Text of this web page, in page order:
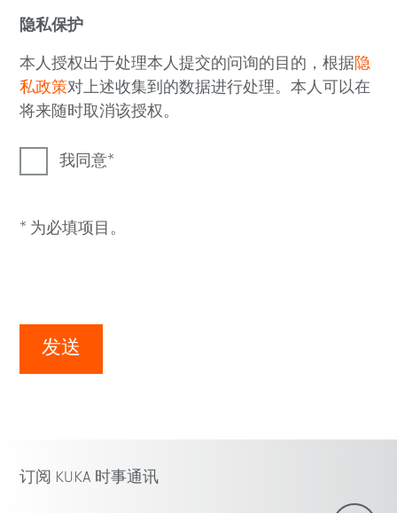
隐私保护
本人授权出于处理本人提交的问询的目的，根据隐
私政策对上述收集到的数据进行处理。本人可以在
将来随时取消该授权。
我同意
* 为必填项目。
发送
订阅 KUKA 时事通讯